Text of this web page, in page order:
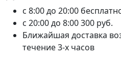
c 8:00 до 20:00
c 20:00 до 8:00300 руб.
Ближайшая доставка
течение 3-х часов